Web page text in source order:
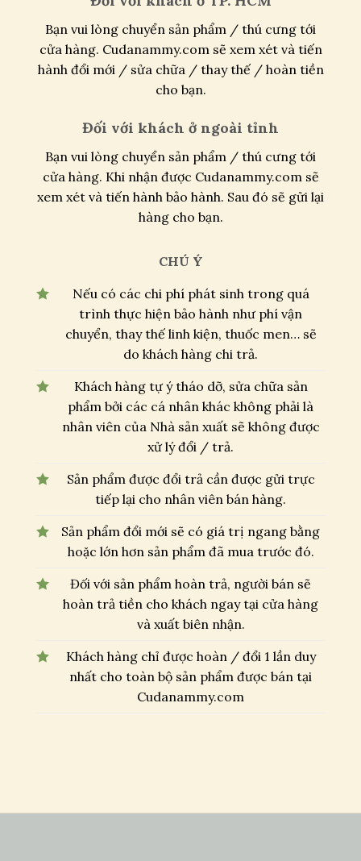
Bạn vui lòng chuyển sản phẩm / thú cưng tới
cửa hàng. Cudanammy.com sẽ xem xét và tiến
hành đổi mới / sửa chữa / thay thế / hoàn tiền
cho bạn.
Đối với khách ở ngoài tỉnh
Bạn vui lòng chuyển sản phẩm / thú cưng tới
cửa hàng. Khi nhận được Cudanammy.com sẽ
xem xét và tiến hành bảo hành. Sau đó sẽ gửi lại
hàng cho bạn.
CHÚ Ý
Nếu có các chi phí phát sinh trong quá
trình thực hiện bảo hành như phí vận
chuyển, thay thế linh kiện, thuốc men… sẽ
do khách hàng chi trả.
Khách hàng tự ý tháo dỡ, sửa chữa sản
phẩm bởi các cá nhân khác không phải là
nhân viên của Nhà sản xuất sẽ không được
xử lý đổi / trả.
Sản phẩm được đổi trả cần được gửi trực
tiếp lại cho nhân viên bán hàng.
Sản phẩm đổi mới sẽ có giá trị ngang bằng
hoặc lớn hơn sản phẩm đã mua trước đó.
Đối với sản phẩm hoàn trả, người bán sẽ
hoàn trả tiền cho khách ngay tại cửa hàng
và xuất biên nhận.
Khách hàng chỉ được hoàn / đổi 1 lần duy
nhất cho toàn bộ sản phẩm được bán tại
Cudanammy.com